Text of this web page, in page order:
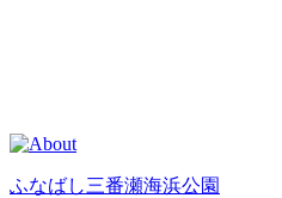
ふなばし三番瀬海浜公園